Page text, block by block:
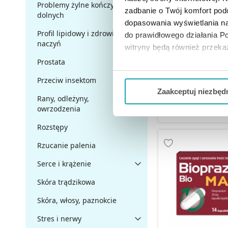
zadbanie o Twój komfort
dopasowania wyświetlania
do prawidłowego działania
witryny będą również
Jeżeli chcesz dostosować
Ciebie danych, które nie są
wszystkich funkcjonalności
Zaakceptuj
Problemy żylne kończyn
dolnych
Profil lipidowy i zdrowie
naczyń
Prostata
Przeciw insektom
Rany, odleżyny,
owrzodzenia
Rozstępy
Rzucanie palenia
Serce i krążenie
Skóra trądzikowa
Skóra, włosy, paznokcie
Stres i nerwy
Aboca
ssania o smaku
szt.
23,95
DO